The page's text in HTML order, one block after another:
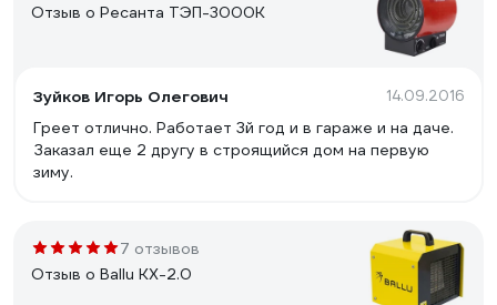
Отзыв о Ресанта ТЭП-3000К
Зуйков Игорь Олегович 14.09.2016
Греет отлично. Работает 3й год и в гараже и на даче.
Заказал еще 2 другу в строящийся дом на первую
зиму.
7 отзывов
Отзыв о Ballu KX-2.0